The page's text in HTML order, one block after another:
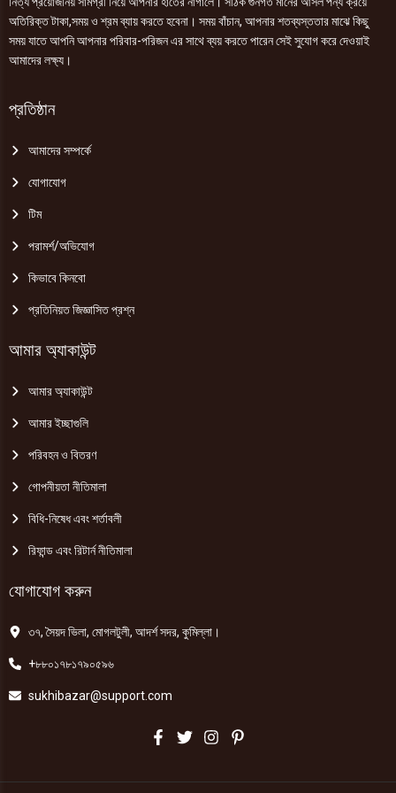
অতিরিক্ত টাকা,সময় ও শ্রম ব্যায় করতে হবেনা। সময় বাঁচান, আপনার শতব্যস্ততার মাঝে কিছু
সময় যাতে আপনি আপনার পরিবার-পরিজন এর সাথে ব্যয় করতে পারেন সেই সুযোগ করে দেওয়াই
আমাদের লক্ষ্য।
প্রতিষ্ঠান
আমাদের সম্পর্কে
যোগাযোগ
টিম
পরামর্শ/অভিযোগ
কিভাবে কিনবো
প্রতিনিয়ত জিজ্ঞাসিত প্রশ্ন
আমার অ্যাকাউন্ট
আমার অ্যাকাউন্ট
আমার ইচ্ছাগুলি
পরিবহন ও বিতরণ
গোপনীয়তা নীতিমালা
বিধি-নিষেধ এবং শর্তাবলী
রিফান্ড এবং রিটার্ন নীতিমালা
যোগাযোগ করুন
৩৭, সৈয়দ ভিলা, মোগলটুলী, আদর্শ সদর, কুমিল্লা।
+৮৮০১৭৮১৭৯০৫৯৬
sukhibazar@support.com